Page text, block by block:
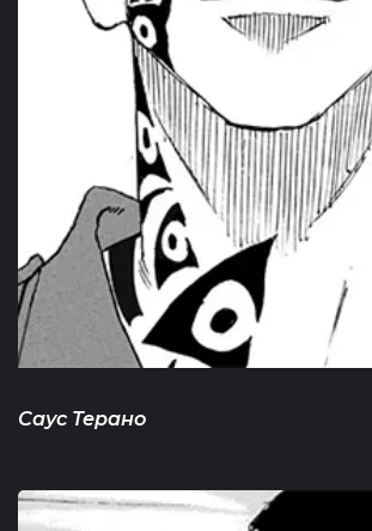
Саус Терано